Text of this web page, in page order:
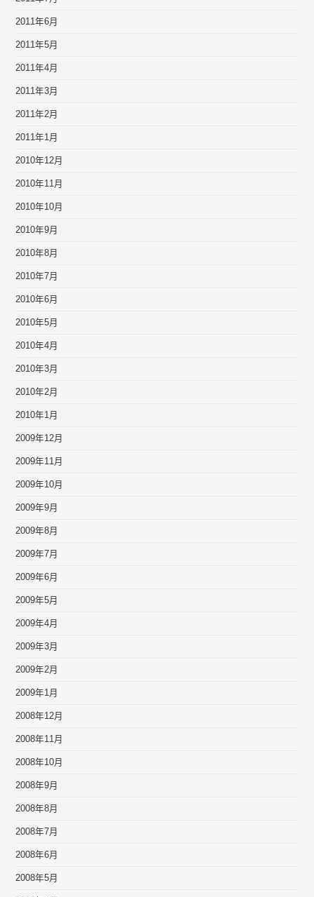
2011年6月
2011年5月
2011年4月
2011年3月
2011年2月
2011年1月
2010年12月
2010年11月
2010年10月
2010年9月
2010年8月
2010年7月
2010年6月
2010年5月
2010年4月
2010年3月
2010年2月
2010年1月
2009年12月
2009年11月
2009年10月
2009年9月
2009年8月
2009年7月
2009年6月
2009年5月
2009年4月
2009年3月
2009年2月
2009年1月
2008年12月
2008年11月
2008年10月
2008年9月
2008年8月
2008年7月
2008年6月
2008年5月